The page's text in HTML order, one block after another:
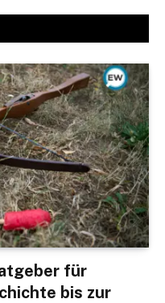
für
bis zur